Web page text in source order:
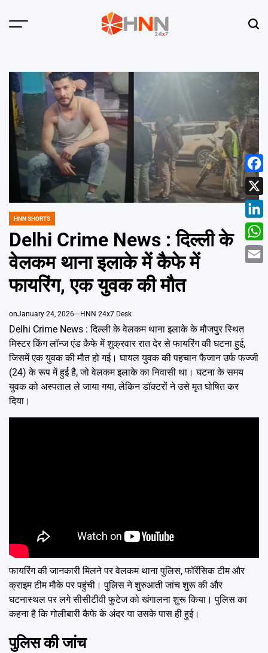
Menu
POSTED
HNN SHORTS
Delhi Crime News : दिल्ली के
वेलकम थाना इलाके में कैफे में
फायरिंग, एक युवक की मौत
onJanuary 24, 2026 HNN 24x7 Desk
Delhi Crime News : दिल्ली के वेलकम थाना इलाके के मौजपुर स्थित
मिस्टर किंग लॉन्ज एंड कैफे में शुक्रवार रात देर से फायरिंग की घटना हुई,
जिसमें एक युवक की मौत हो गई। घायल युवक की पहचान फैजान उर्फ फज्जी
(24) के रूप में हुई है, जो वेलकम इलाके का निवासी था। घटना के समय
युवक को अस्पताल ले जाया गया, लेकिन डॉक्टरों ने उसे मृत घोषित कर
दिया।
फायरिंग की जानकारी मिलने पर वेलकम थाना पुलिस, फॉरेंसिक टीम और
क्राइम टीम मौके पर पहुंची। पुलिस ने शुरुआती जांच शुरू की और
घटनास्थल पर लगे सीसीटीवी फुटेज को खंगालना शुरू किया। पुलिस का
कहना है कि गोलीबारी कैफे के अंदर या उसके पास ही हुई।
पुलिस की जांच
X